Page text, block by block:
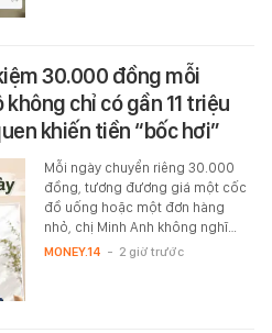
30.000 đồng mỗi
chỉ có gần 11 triệu
khiến tiền “bốc hơi”
Mỗi ngày chuyển riêng 30.000
đồng, tương đương giá một cốc
đồ uống hoặc một đơn hàng
nhỏ, chị Minh Anh không nghĩ…
MONEY.14 - 2 giờ trước